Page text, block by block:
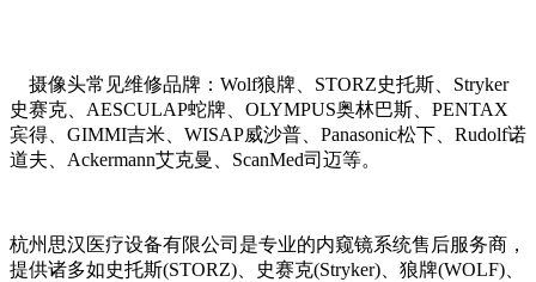
摄像头常见维修品牌：Wolf狼牌、STORZ史托斯、Stryker
史赛克、AESCULAP蛇牌、OLYMPUS奥林巴斯、PENTAX
宾得、GIMMI吉米、WISAP威沙普、Panasonic松下、Rudolf诺
道夫、Ackermann艾克曼、ScanMed司迈等。
杭州思汉医疗设备有限公司是专业的内窥镜系统售后服务商，
提供诸多如史托斯(STORZ)、史赛克(Stryker)、狼牌(WOLF)、